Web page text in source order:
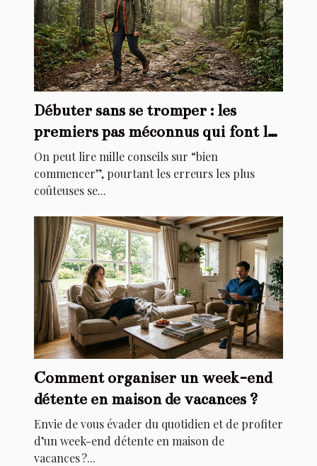
Débuter sans se tromper : les
premiers pas méconnus qui font la
différence
On peut lire mille conseils sur “bien
commencer”, pourtant les erreurs les plus
coûteuses se...
Comment organiser un week-end
détente en maison de vacances ?
Envie de vous évader du quotidien et de profiter
d’un week-end détente en maison de
vacances ?...